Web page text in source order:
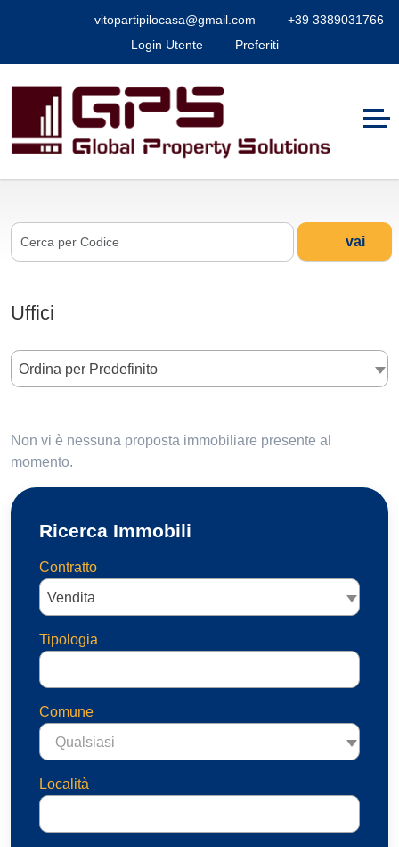
vitopartipilocasa@gmail.com
+39 3389031766
Login Utente
Preferiti
vai
Uffici
Ordina per Predefinito
Non vi è nessuna proposta immobiliare presente al
momento.
Ricerca Immobili
Contratto
Vendita
Tipologia
Comune
Qualsiasi
Località